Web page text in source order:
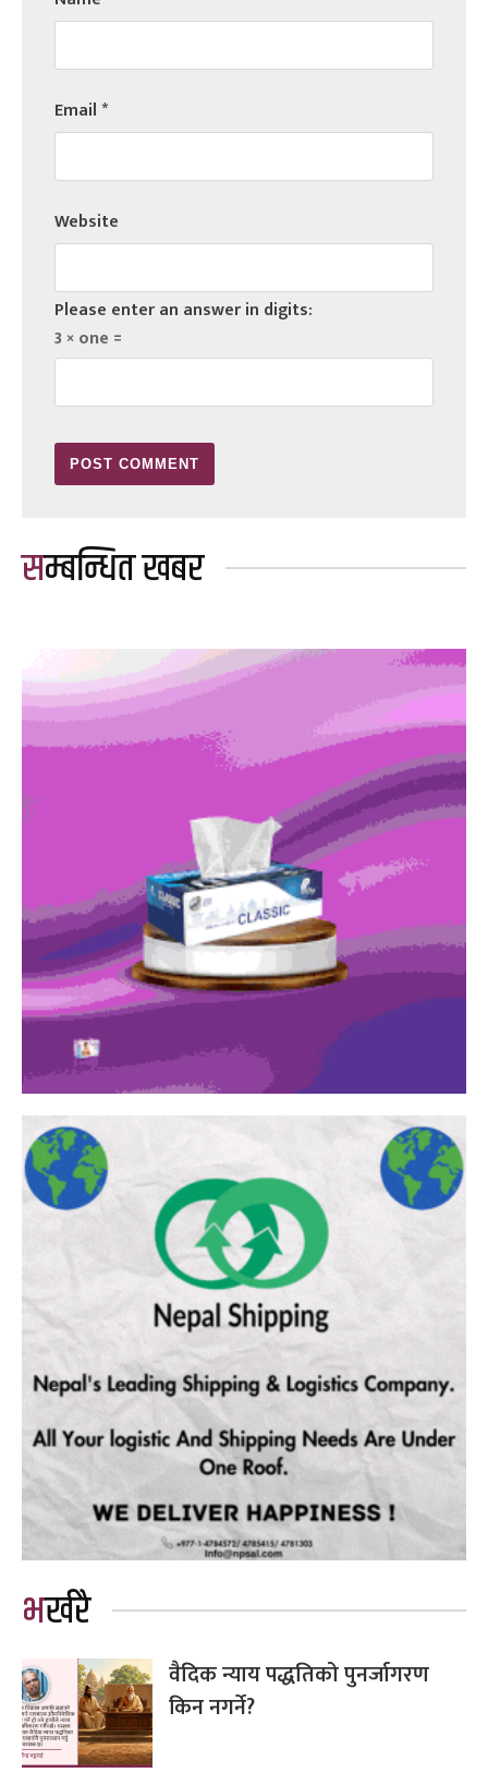
Email*
Website
Please enter an answer in digits:
3 × one =
सम्बन्धित खबर
भर्खरै
वैदिक न्याय पद्धतिको पुनर्जागरण
किन नगर्ने?